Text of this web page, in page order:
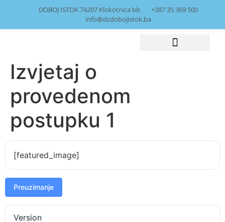
DOBOJ ISTOK 74207 Klokotnica bb
+387 35 369 500
info@dzdobojistok.ba
Izvjetaj o
provedenom
postupku 1
[featured_image]
Preuzimanje
Version